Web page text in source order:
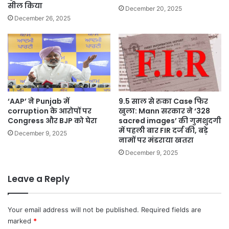
भविष्य
सील किया
December 26, 2025
December 20, 2025
‘AAP’ ने Punjab में
corruption के आरोपों पर
Congress और BJP को घेरा
December 9, 2025
9.5 साल से रुका Case फिर
खुला: Mann सरकार ने ‘328
sacred images’ की गुमशुदगी
में पहली बार FIR दर्ज की, बड़े
नामों पर मंडराया खतरा
December 9, 2025
Leave a Reply
Your email address will not be published. Required fields are
marked *